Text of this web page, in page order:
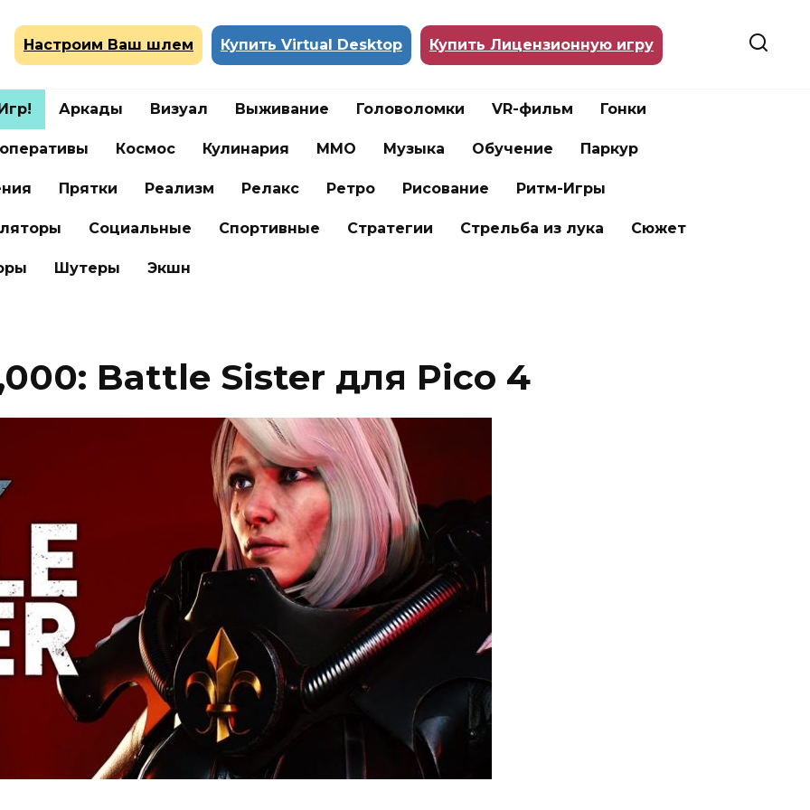
Настроим Ваш шлем Купить Virtual Desktop Купить Лицензионную игру
Аркады Визуал Выживание Головоломки VR-фильм Гонки
Космос Кулинария ММО Музыка Обучение Паркур
Прятки Реализм Релакс Ретро Рисование Ритм-Игры
Социальные Спортивные Стратегии Стрельба из лука Сюжет
Шутеры Экшн
Battle Sister для Pico 4